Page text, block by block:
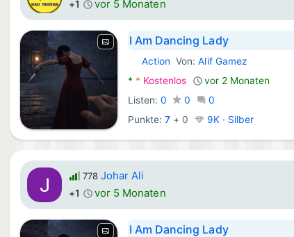
+1 vor 5 Monaten
I Am Dancing Lady
Android Spiele:
Action Von:Alif Gamez
* * Kostenlos
vor 2 Monaten
Listen:0 0
0
Punkte:7 + 0 9K · Silber
778 Johar Ali
+1 vor 5 Monaten
I Am Dancing Lady